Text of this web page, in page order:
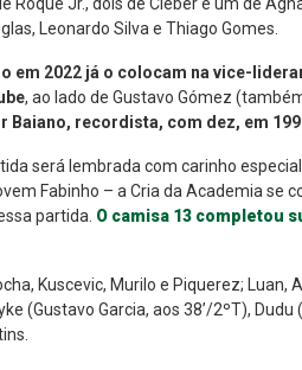
Roque Jr., dois de Cléber e um de
Leonardo Silva e Thiago Gomes.
em 2022 já o colocam na vice-
, ao lado de Gustavo Gómez
Baiano, recordista, com dez, em
será lembrada com carinho
Fabinho – a Cria da Academia se
partida. O camisa 13 completou
Kuscevic, Murilo e Piquerez; Luan,
(Gustavo Garcia, aos 38’/2ºT),